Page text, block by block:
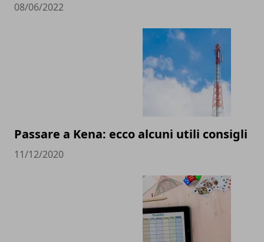
08/06/2022
Passare a Kena: ecco alcuni utili consigli
11/12/2020